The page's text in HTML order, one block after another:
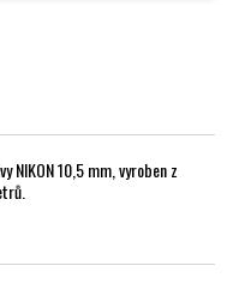
NIKON 10,5 mm, vyroben z